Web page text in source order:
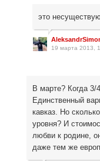
это
19 марта 2013,
В марте? Когда 3/
Единственный
кавказ. Но
уровня? И
любви к родине,
даже тем же